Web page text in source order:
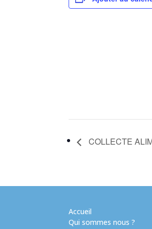
COLLECTE
Accueil
Qui sommes nous ?